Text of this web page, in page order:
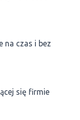
na czas i bez
się firmie